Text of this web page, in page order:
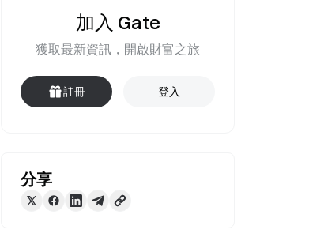
加入 Gate
獲取最新資訊，開啟財富之旅
註冊 登入
分享